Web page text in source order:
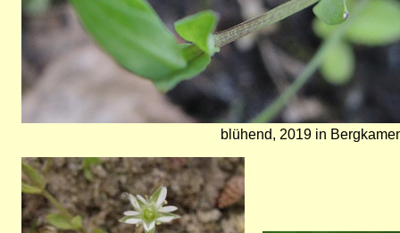
blühend, 2019 in
Bild